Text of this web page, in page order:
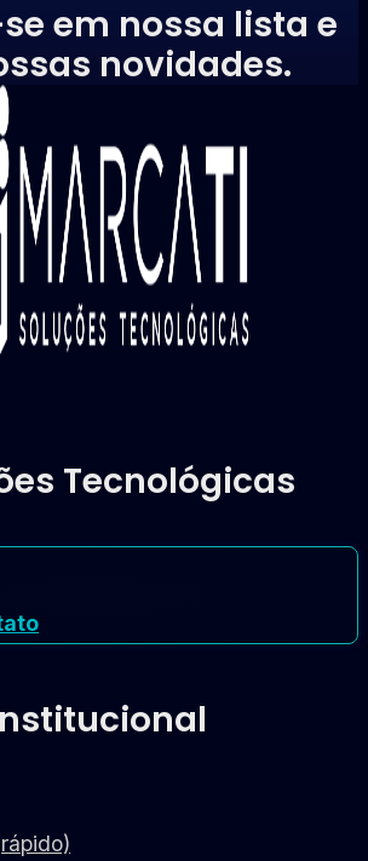
em nossa lista e
novidades.
Tecnológicas